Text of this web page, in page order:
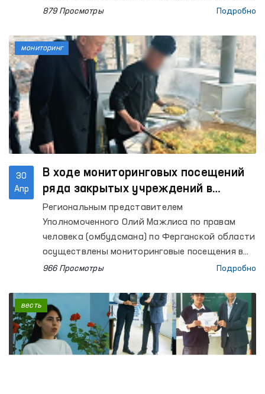
представители института Уполномоченного
(омбудсмана), профессорско-
преподавательский состав Академии МВД,
слушатели и курсанты. Всего было охвачено
около 90 участников.
879 Просмотры Подробно
30
Апр
В ходе мониторинговых посещений
ряда закрытых учреждений в
Ферганской области выявлены ряд
недостатков – Омбудсман
Региональным представителем
Уполномоченного Олий Мажлиса по правам
человека (омбудсмана) по Ферганской области
осуществлены мониторинговые посещения в
Центр социальной и правовой помощи
области, Центр реабилитации для лиц без
определённого места жительства (РИЭМ УВД
области), Специальный приёмник для лиц,
подвергнутых административному аресту УВД
области (Специальный приемник); изоляторы
966 Просмотры Подробно
мониторинг
весть